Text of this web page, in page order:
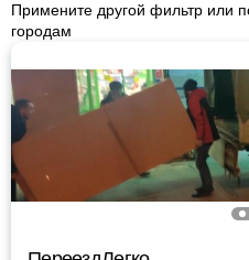
Примените другой фильтр или
городам